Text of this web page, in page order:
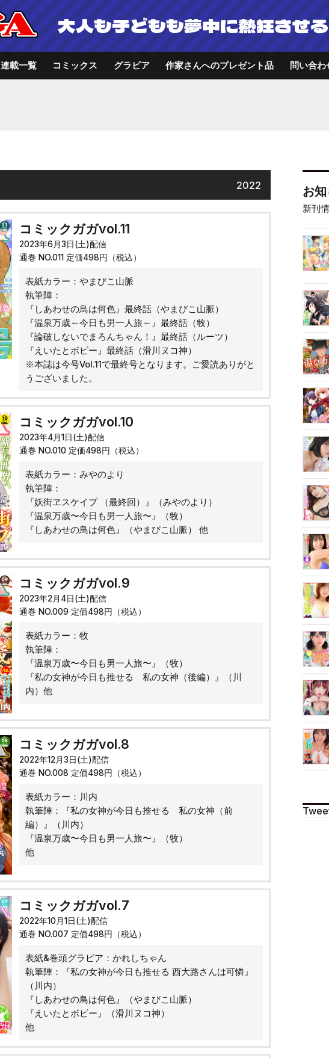
大人も子どもも夢中に熱狂させる
連載一覧 コミックス グラビア 作家さんへのプレゼント品 問い合わ
2022
コミックガガvol.11
2023年6月3日(土)配信
通巻 NO.011 定価498円（税込）
表紙カラー：やまびこ山脈
執筆陣：
『しあわせの鳥は何色』最終話（やまびこ山脈）
『温泉万歳～今日も男一人旅～』最終話（牧）
『論破しないでまろんちゃん！』最終話（ルーツ）
『えいたとボビー』最終話（滑川ヌコ神）
※本誌は今号Vol.11で最終号となります。ご愛読ありがと
うございました。
コミックガガvol.10
2023年4月1日(土)配信
通巻 NO.010 定価498円（税込）
表紙カラー：みやのより
執筆陣：
『妖街ヱスケイプ （最終回）』（みやのより）
『温泉万歳〜今日も男一人旅〜』（牧）
『しあわせの鳥は何色』（やまびこ山脈） 他
コミックガガvol.9
2023年2月4日(土)配信
通巻 NO.009 定価498円（税込）
表紙カラー：牧
執筆陣：
『温泉万歳〜今日も男一人旅〜』（牧）
『私の女神が今日も推せる 私の女神（後編）』（川
内）他
コミックガガvol.8
2022年12月3日(土)配信
通巻 NO.008 定価498円（税込）
表紙カラー：川内
執筆陣：『私の女神が今日も推せる 私の女神（前
編）』（川内）
『温泉万歳〜今日も男一人旅〜』（牧）
他
コミックガガvol.7
2022年10月1日(土)配信
通巻 NO.007 定価498円（税込）
表紙&巻頭グラビア：かれしちゃん
執筆陣：『私の女神が今日も推せる 西大路さんは可憐』
（川内）
『しあわせの鳥は何色』（やまびこ山脈）
『えいたとボビー』（滑川ヌコ神）
他
お
新刊